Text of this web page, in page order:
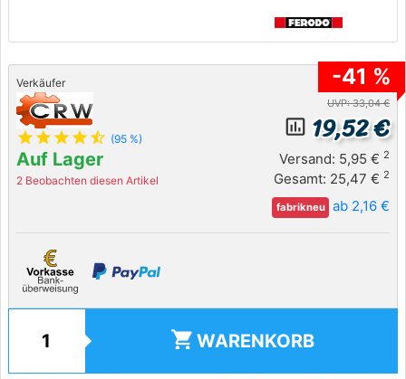
Verkäufer
star star star star star_half (95 %)
Auf Lager
2 Beobachten diesen Artikel
-41 %
UVP: 33,04 €
insert_chart_outlined 19,52 €
Versand: 5,95 € 2
Gesamt: 25,47 € 2
fabrikneu ab 2,16 €
shopping_cart WARENKORB